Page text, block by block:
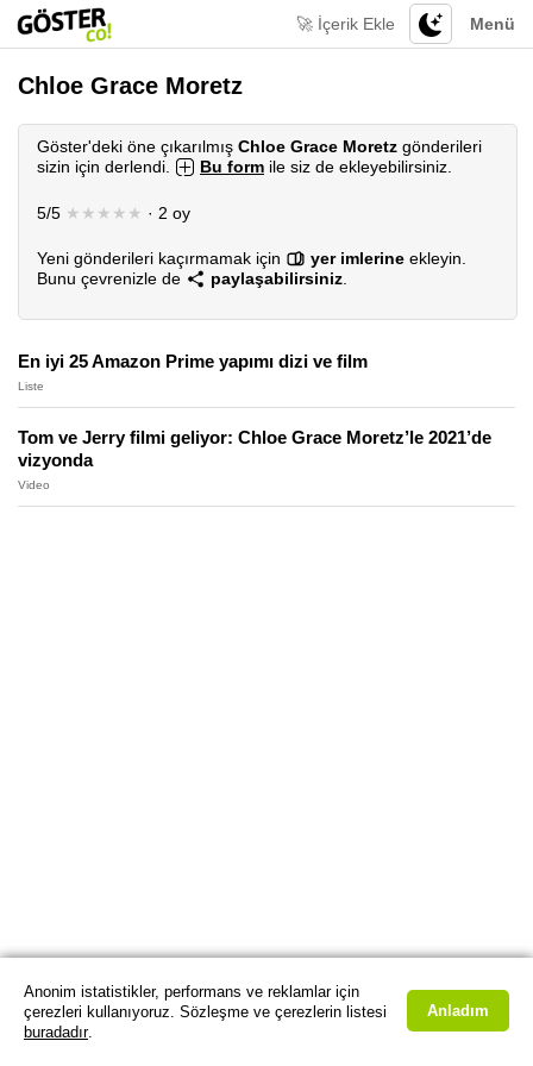
Menü
🚀 İçerik Ekle
Chloe Grace Moretz
Göster'deki öne çıkarılmış Chloe Grace Moretz gönderileri
sizin için derlendi.
Bu form ile siz de ekleyebilirsiniz.
5/5 ★★★★★ · 2 oy
Yeni gönderileri kaçırmamak için yer imlerine ekleyin.
Bunu çevrenizle de
paylaşabilirsiniz
En iyi 25 Amazon Prime yapımı dizi ve film
Liste
Tom ve Jerry filmi geliyor: Chloe Grace Moretz’le 2021’de
vizyonda
Video
Anonim istatistikler, performans ve reklamlar için
çerezleri kullanıyoruz. Sözleşme ve çerezlerin listesi
buradadır.
Anladım